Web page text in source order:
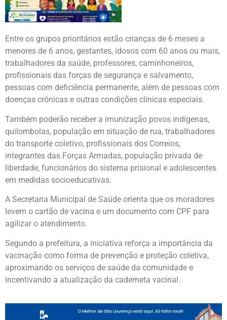
Entre os grupos prioritários estão crianças de 6 meses a
menores de 6 anos, gestantes, idosos com 60 anos ou mais,
trabalhadores da saúde, professores, caminhoneiros,
profissionais das forças de segurança e salvamento,
pessoas com deficiência permanente, além de pessoas com
doenças crônicas e outras condições clínicas especiais.
Também poderão receber a imunização povos indígenas,
quilombolas, população em situação de rua, trabalhadores
do transporte coletivo, profissionais dos Correios,
integrantes das Forças Armadas, população privada de
liberdade, funcionários do sistema prisional e adolescentes
em medidas socioeducativas.
A Secretaria Municipal de Saúde orienta que os moradores
levem o cartão de vacina e um documento com CPF para
agilizar o atendimento.
Segundo a prefeitura, a iniciativa reforça a importância da
vacinação como forma de prevenção e proteção coletiva,
aproximando os serviços de saúde da comunidade e
incentivando a atualização da caderneta vacinal.